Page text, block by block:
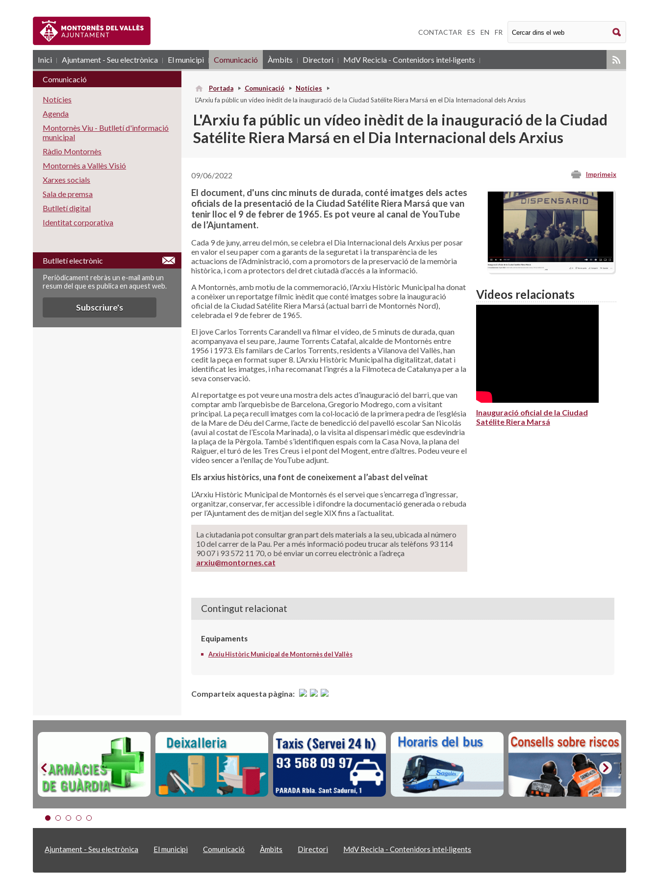
CONTACTAR ES EN FR
Inici Ajuntament - Seu electrònica El municipi Comunicació Àmbits Directori MdV Recicla - Contenidors intel·ligents
RSS
Portada Comunicació
Notícies
L'Arxiu fa públic un vídeo inèdit de la inauguració de la Ciudad Satélite Riera Marsá en el Dia Internacional dels Arxius
L'Arxiu fa públic un vídeo inèdit de la inauguració de la Ciudad
Satélite Riera Marsá en el Dia Internacional dels Arxius
Imprimeix
09/06/2022
El document, d'uns cinc minuts de durada, conté imatges dels actes
oficials de la presentació de la Ciudad Satélite Riera Marsá que van
tenir lloc el 9 de febrer de 1965. Es pot veure al canal de YouTube
de l’Ajuntament.
Cada 9 de juny, arreu del món, se celebra el Dia Internacional dels Arxius per posar
en valor el seu paper com a garants de la seguretat i la transparència de les
actuacions de l’Administració, com a promotors de la preservació de la memòria
històrica, i com a protectors del dret ciutadà d’accés a la informació.
A Montornès, amb motiu de la commemoració, l’Arxiu Històric Municipal ha donat
a conèixer un reportatge fílmic inèdit que conté imatges sobre la inauguració
oficial de la Ciudad Satélite Riera Marsá (actual barri de Montornès Nord),
celebrada el 9 de febrer de 1965.
El jove Carlos Torrents Carandell va filmar el vídeo, de 5 minuts de durada, quan
acompanyava el seu pare, Jaume Torrents Catafal, alcalde de Montornès entre
1956 i 1973. Els familars de Carlos Torrents, residents a Vilanova del Vallès, han
cedit la peça en format super 8. L’Arxiu Històric Municipal ha digitalitzat, datat i
identificat les imatges, i n’ha recomanat l’ingrés a la Filmoteca de Catalunya per a la
seva conservació.
Al reportatge es pot veure una mostra dels actes d’inauguració del barri, que van
comptar amb l’arquebisbe de Barcelona, Gregorio Modrego, com a visitant
principal. La peça recull imatges com la col·locació de la primera pedra de l’església
de la Mare de Déu del Carme, l’acte de benedicció del pavelló escolar San Nicolás
(avui al costat de l’Escola Marinada), o la visita al dispensari mèdic que esdevindria
la plaça de la Pèrgola. També s’identifiquen espais com la Casa Nova, la plana del
Raiguer, el turó de les Tres Creus i el pont del Mogent, entre d’altres. Podeu veure el
vídeo sencer a l'enllaç de YouTube adjunt.
Els arxius històrics, una font de coneixement a l’abast del veïnat
L’Arxiu Històric Municipal de Montornès és el servei que s’encarrega d’ingressar,
organitzar, conservar, fer accessible i difondre la documentació generada o rebuda
per l’Ajuntament des de mitjan del segle XIX fins a l’actualitat.
La ciutadania pot consultar gran part dels materials a la seu, ubicada al número
10 del carrer de la Pau. Per a més informació podeu trucar als telèfons 93 114
90 07 i 93 572 11 70, o bé enviar un correu electrònic a l’adreça
arxiu@montornes.cat
Videos relacionats
Inauguració oficial de la Ciudad
Satélite Riera Marsá
Contingut relacionat
Equipaments
Arxiu Històric Municipal de Montornès del Vallès
Comparteix aquesta pàgina:
Comunicació
Notícies
Agenda
Montornès Viu - Butlletí d'informació
municipal
Ràdio Montornès
Montornès a Vallès Visió
Xarxes socials
Sala de premsa
Butlletí digital
Identitat corporativa
Butlletí electrònic
Periòdicament rebràs un e-mail amb un
resum del que es publica en aquest web.
Subscriure's
Ajuntament - Seu electrònica El municipi Comunicació Àmbits Directori MdV Recicla - Contenidors intel·ligents